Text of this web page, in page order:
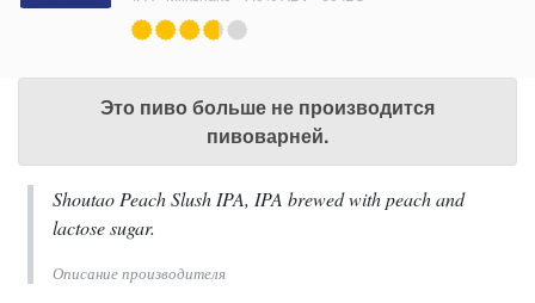
Это пиво больше не производится
пивоварней.
Shoutao Peach Slush IPA, IPA brewed with peach and
lactose sugar.
Описание производителя